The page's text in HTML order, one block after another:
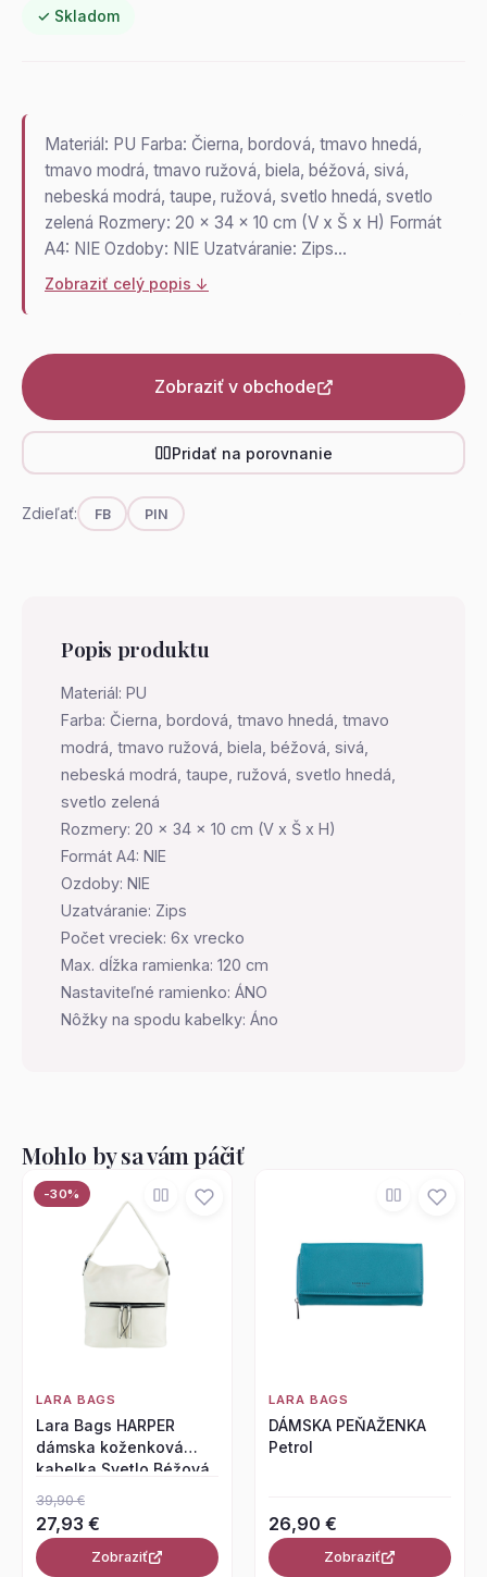
✓ Skladom
Materiál: PU Farba: Čierna, bordová, tmavo hnedá,
tmavo modrá, tmavo ružová, biela, béžová, sivá,
nebeská modrá, taupe, ružová, svetlo hnedá, svetlo
zelená Rozmery: 20 x 34 x 10 cm (V x Š x H) Formát
A4: NIE Ozdoby: NIE Uzatváranie: Zips…
Zobraziť celý popis ↓
Zobraziť v obchode
Pridať na porovnanie
Zdieľať: FB PIN
Popis produktu
Materiál: PU
Farba: Čierna, bordová, tmavo hnedá, tmavo
modrá, tmavo ružová, biela, béžová, sivá,
nebeská modrá, taupe, ružová, svetlo hnedá,
svetlo zelená
Rozmery: 20 x 34 x 10 cm (V x Š x H)
Formát A4: NIE
Ozdoby: NIE
Uzatváranie: Zips
Počet vreciek: 6x vrecko
Max. dĺžka ramienka: 120 cm
Nastaviteľné ramienko: ÁNO
Nôžky na spodu kabelky: Áno
Mohlo by sa vám páčiť
-30%
LARA BAGS
Lara Bags HARPER
dámska koženková
kabelka Svetlo Béžová
39,90 €
27,93 €
Zobraziť
LARA BAGS
DÁMSKA PEŇAŽENKA
Petrol
26,90 €
Zobraziť